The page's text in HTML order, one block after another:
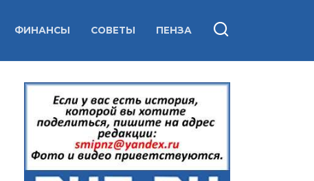
ФИНАНСЫ СОВЕТЫ ПЕНЗА